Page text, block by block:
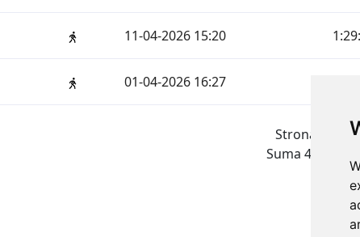
11-04-2026 15:20
01-04-2026 16:27
Strona 1 z 1
Suma 4 Wyniki